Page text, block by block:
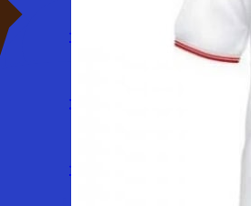
Đồng phục nhà hàng
Đồng phục khách sạn
Đồng phục quán cafe